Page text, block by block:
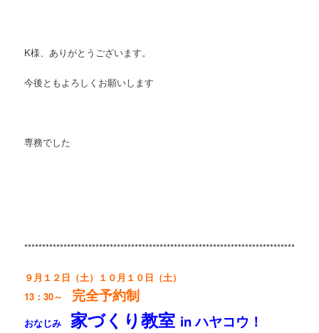
K様、ありがとうございます。
今後ともよろしくお願いします
専務でした
**********************************************************************************
９月１２日（土）１０月１０日（土）
13：30～ 完全予約制
おなじみ家づくり教室 in ハヤコウ！